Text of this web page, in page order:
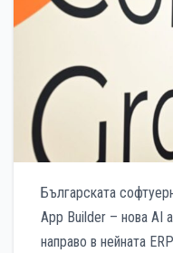
Българската
App Builder – нова AI
направо в нейната